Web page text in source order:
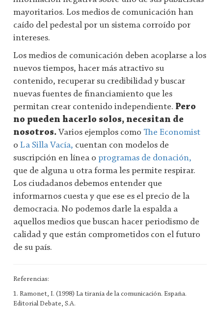
mayoritarios. Los medios de comunicación han
caído del pedestal por un sistema corroído por
intereses.
Los medios de comunicación deben acoplarse a los
nuevos tiempos, hacer más atractivo su
contenido, recuperar su credibilidad y buscar
nuevas fuentes de financiamiento que les
permitan crear contenido independiente. Pero
no pueden hacerlo solos, necesitan de
nosotros. Varios ejemplos como The Economist
o La Silla Vacía, cuentan con modelos de
suscripción en línea o programas de donación,
que de alguna u otra forma les permite respirar.
Los ciudadanos debemos entender que
informarnos cuesta y que ese es el precio de la
democracia. No podemos darle la espalda a
aquellos medios que buscan hacer periodismo de
calidad y que están comprometidos con el futuro
de su país.
Referencias:
1. Ramonet, I. (1998) La tiranía de la comunicación. España.
Editorial Debate, S.A.